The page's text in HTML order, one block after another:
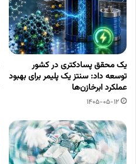
یک محقق پسادکتری در کشور
توسعه داد: سنتز یک پلیمر برای بهبود
عملکرد ابرخازن‌ها
1405-05-12